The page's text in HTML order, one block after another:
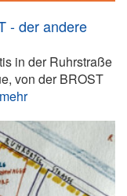
- der andere
in der Ruhrstraße
von der BROST
mehr